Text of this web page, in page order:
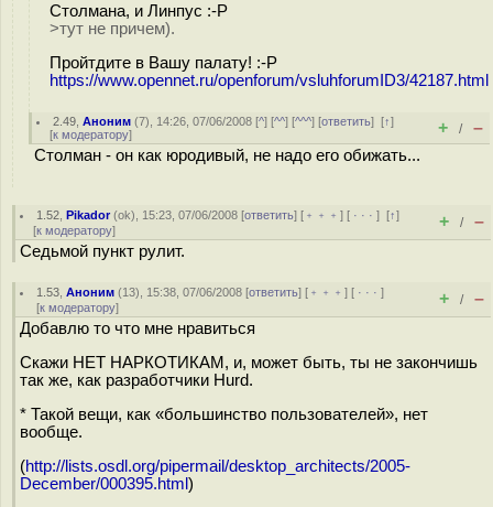
Столмана, и Линпус :-P
>тут не причем).
Пройтдите в Вашу палату! :-P
https://www.opennet.ru/openforum/vsluhforumID3/42187.html
2.49 ,Аноним (7), 14:26, 07/06/2008 [^] [^^] [^^^] [ответить][↑]
[к модератору] + / –
Столман - он как юродивый, не надо его обижать...
1.52 ,Pikador(ok), 15:23, 07/06/2008 [ответить] [ ﹢﹢﹢] [ · · ·][↑]
[к модератору] + / –
Седьмой пункт рулит.
1.53 ,Аноним (13), 15:38, 07/06/2008 [ответить] [ ﹢﹢﹢] [ · · ·]
[к модератору] + / –
Добавлю то что мне нравиться
Скажи НЕТ НАРКОТИКАМ, и, может быть, ты не закончишь
так же, как разработчики Hurd.
* Такой вещи, как «большинство пользователей», нет
вообще.
(http://lists.osdl.org/pipermail/desktop_architects/2005-
December/000395.html )